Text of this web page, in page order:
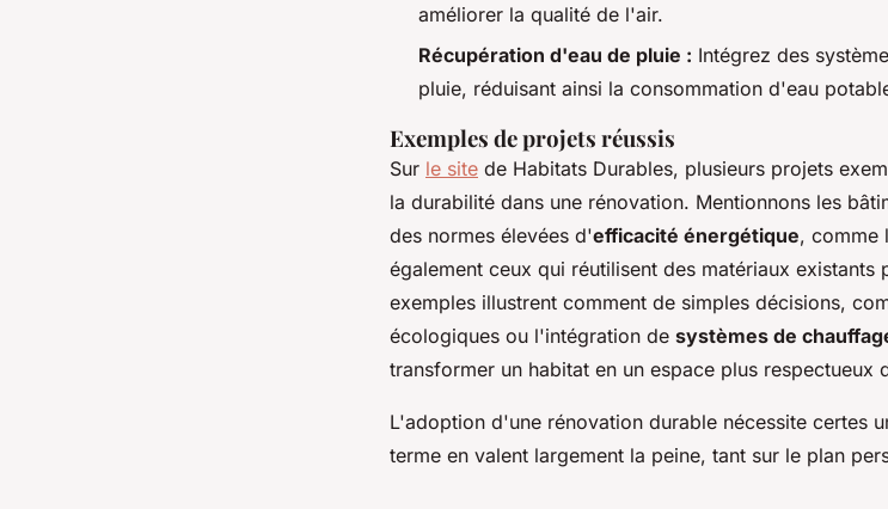
améliorer la qualité de l'air.
Récupération d'eau de pluie : Intégrez des
pluie, réduisant ainsi la consommation d'eau
Exemples de projets réussis
Sur le site de Habitats Durables, plusieurs projets
la durabilité dans une rénovation. Mentionnons les
des normes élevées d'efficacité énergétique, comme
également ceux qui réutilisent des matériaux existants
exemples illustrent comment de simples décisions,
écologiques ou l'intégration de systèmes de
transformer un habitat en un espace plus respectueux
L'adoption d'une rénovation durable nécessite certes
terme en valent largement la peine, tant sur le plan